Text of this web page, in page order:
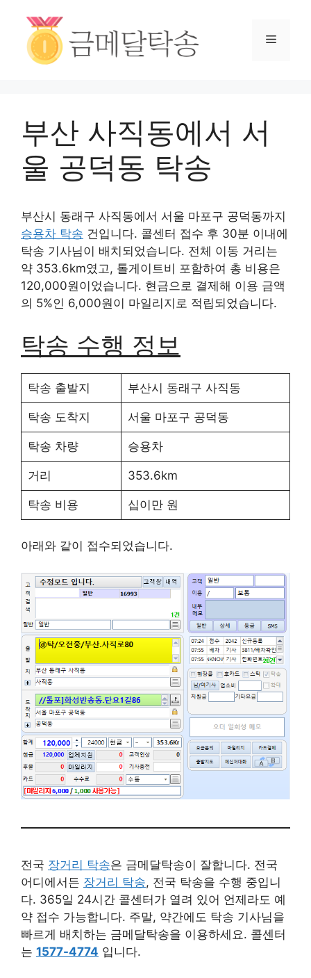
부산 사직동에서 서
울 공덕동 탁송
부산시 동래구 사직동에서 서울 마포구 공덕동까지
승용차 탁송 건입니다. 콜센터 접수 후 30분 이내에
탁송 기사님이 배치되었습니다. 전체 이동 거리는
약 353.6km였고, 톨게이트비 포함하여 총 비용은
120,000원이었습니다. 현금으로 결제해 이용 금액
의 5%인 6,000원이 마일리지로 적립되었습니다.
탁송 수행 정보
탁송 출발지 부산시 동래구 사직동
탁송 도착지 서울 마포구 공덕동
탁송 차량 승용차
거리 353.6km
탁송 비용 십이만 원
아래와 같이 접수되었습니다.
전국 장거리 탁송은 금메달탁송이 잘합니다. 전국
어디에서든 장거리 탁송, 전국 탁송을 수행 중입니
다. 365일 24시간 콜센터가 열려 있어 언제라도 예
약 접수 가능합니다. 주말, 약간에도 탁송 기사님을
빠르게 배치하는 금메달탁송을 이용하세요. 콜센터
는 1577-4774 입니다.